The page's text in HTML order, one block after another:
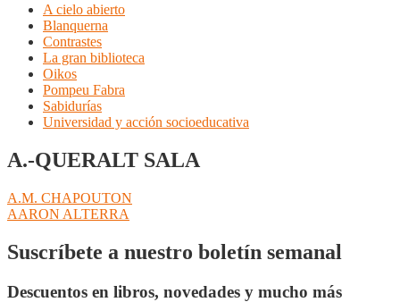
A cielo abierto
Blanquerna
Contrastes
La gran biblioteca
Oikos
Pompeu Fabra
Sabidurías
Universidad y acción socioeducativa
A.-QUERALT SALA
Navegación
de
entradas
Anterior:
A.M. CHAPOUTON
Siguiente:
AARON ALTERRA
Suscríbete a nuestro boletín semanal
Descuentos en libros, novedades y mucho más